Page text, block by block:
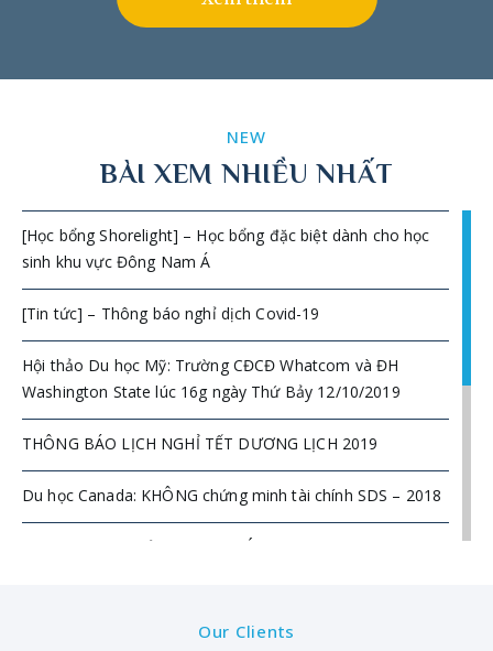
NEW
BÀI XEM NHIỀU NHẤT
[Học bổng Shorelight] – Học bổng đặc biệt dành cho học
sinh khu vực Đông Nam Á
[Tin tức] – Thông báo nghỉ dịch Covid-19
Hội thảo Du học Mỹ: Trường CĐCĐ Whatcom và ĐH
Washington State lúc 16g ngày Thứ Bảy 12/10/2019
THÔNG BÁO LỊCH NGHỈ TẾT DƯƠNG LỊCH 2019
Du học Canada: KHÔNG chứng minh tài chính SDS – 2018
2017 nên du học ở đâu – Anh, Úc, hay Mỹ?
Tạm Thời Tại Canada (Temporary Foreign Worker
Our Clients